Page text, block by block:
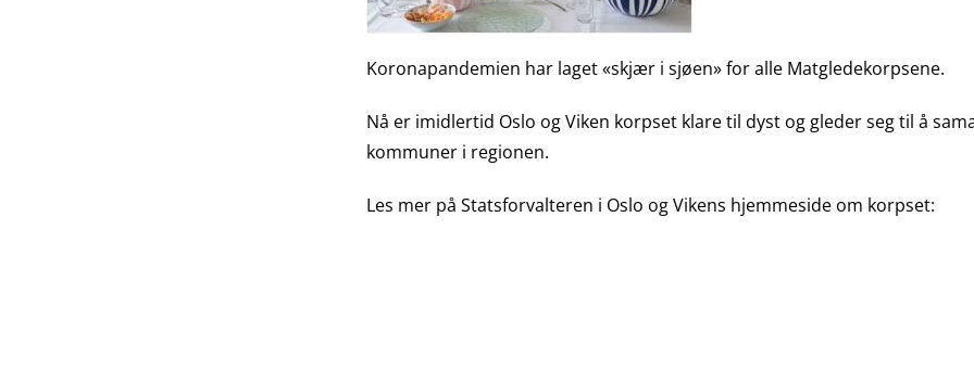
Koronapandemien har laget «skjær i sjøen» for alle Matgledekorpsene.
Nå er imidlertid Oslo og Viken korpset klare til dyst og gleder seg til å
kommuner i regionen.
Les mer på Statsforvalteren i Oslo og Vikens hjemmeside om korpset: